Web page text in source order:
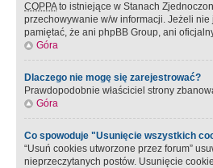
COPPAto istniejące w Stanach
przechowywanie w/w informacji. Jeżeli
pamiętać, że ani phpBB Group, ani
Góra
Dlaczego nie mogę się zarejestrować?
Prawdopodobnie właściciel strony
Góra
Co spowoduje "Usunięcie wszystkich
“Usuń cookies utworzone przez forum”
nieprzeczytanych postów. Usunięcie